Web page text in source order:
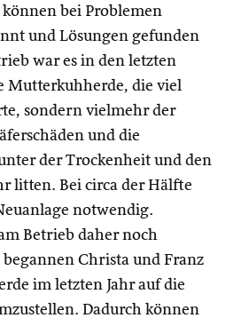
bei Problemen
und Lösungen gefunden
war es in den letzten
Mutterkuhherde, die viel
sondern vielmehr der
und die
der Trockenheit und den
litten. Bei circa der Hälfte
notwendig.
Betrieb daher noch
Christa und Franz
im letzten Jahr auf die
Dadurch können